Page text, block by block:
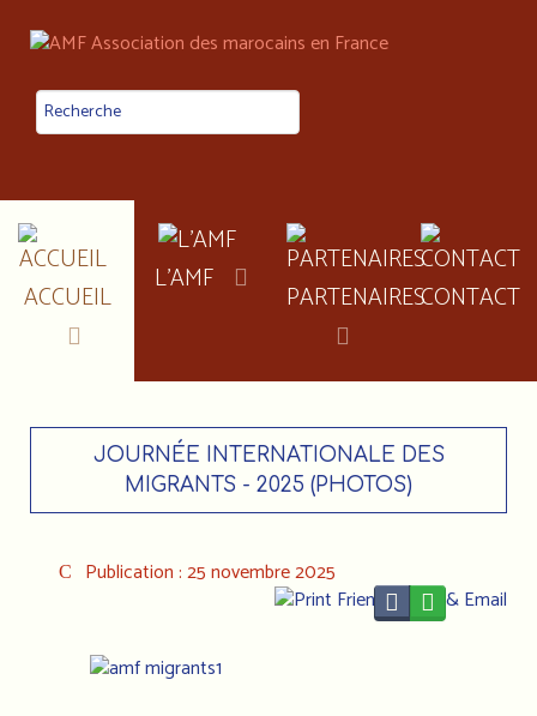
ACCUEIL L'AMF PARTENAIRESCONTACT
JOURNÉE INTERNATIONALE DES
MIGRANTS - 2025 (PHOTOS)
Publication : 25 novembre 2025